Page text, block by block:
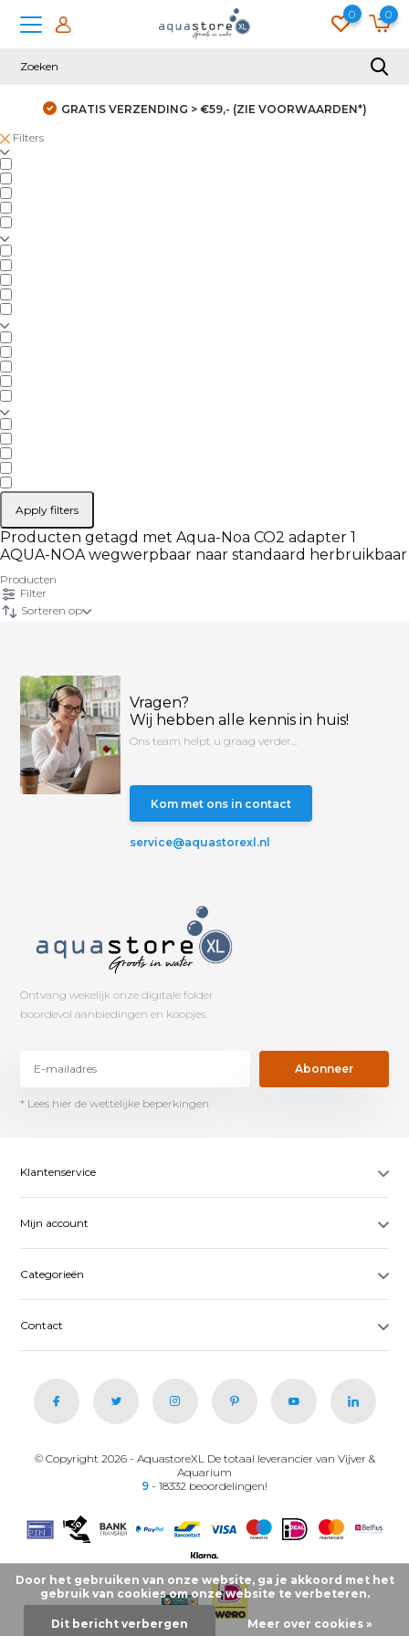
0 0
GRATIS VERZENDING > €59,- (ZIE VOORWAARDEN*)
Filters
Apply filters
Producten getagd met Aqua-Noa CO2 adapter 1
AQUA-NOA wegwerpbaar naar standaard herbruikbaar
Producten
Filter
Sorteren op
Vragen?
Wij hebben alle kennis in huis!
Ons team helpt u graag verder...
Kom met ons in contact
service@aquastorexl.nl
Ontvang wekelijk onze digitale folder
boordevol aanbiedingen en koopjes.
Abonneer
* Lees hier de wettelijke beperkingen
Klantenservice
Mijn account
Categorieën
Contact
© Copyright 2026 - AquastoreXL De totaal leverancier van Vijver &
Aquarium
9 - 18332 beoordelingen!
Door het gebruiken van onze website, ga je akkoord met het
gebruik van cookies om onze website te verbeteren.
Dit bericht verbergen Meer over cookies »